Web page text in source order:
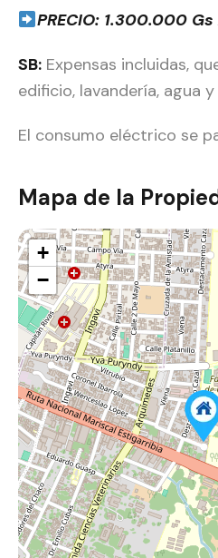
PRECIO: 1.300.000
SB: Expensas incluidas,
edificio, lavandería, agua
El consumo eléctrico se
Mapa de la
+
−